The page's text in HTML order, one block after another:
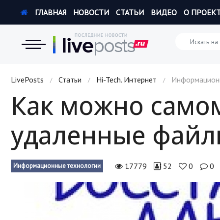
Новости
Экономика
Происшествия
Hi-Tech. Интернет
Россия
Наука и техника
ГЛАВНАЯ НОВОСТИ СТАТЬИ ВИДЕО О
LivePosts / Статьи / Hi-Tech. Интернет /
Как можно
удаленные
Информационные технологии 17779 52 0 0